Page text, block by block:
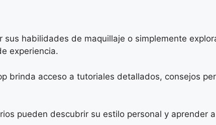
habilidades de maquillaje o simplemente
experiencia.
brinda acceso a tutoriales detallados, consejos
pueden descubrir su estilo personal y aprender